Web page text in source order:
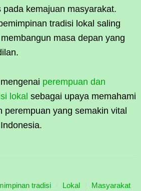
pada kemajuan masyarakat.
tradisi lokal saling
masa depan yang
perempuan dan
lokal sebagai upaya memahami
perempuan yang semakin vital
tradisi Lokal
Masyarakat